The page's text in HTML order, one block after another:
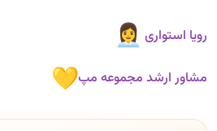
رویا استواری
مشاور ارشد مجموعه مپ